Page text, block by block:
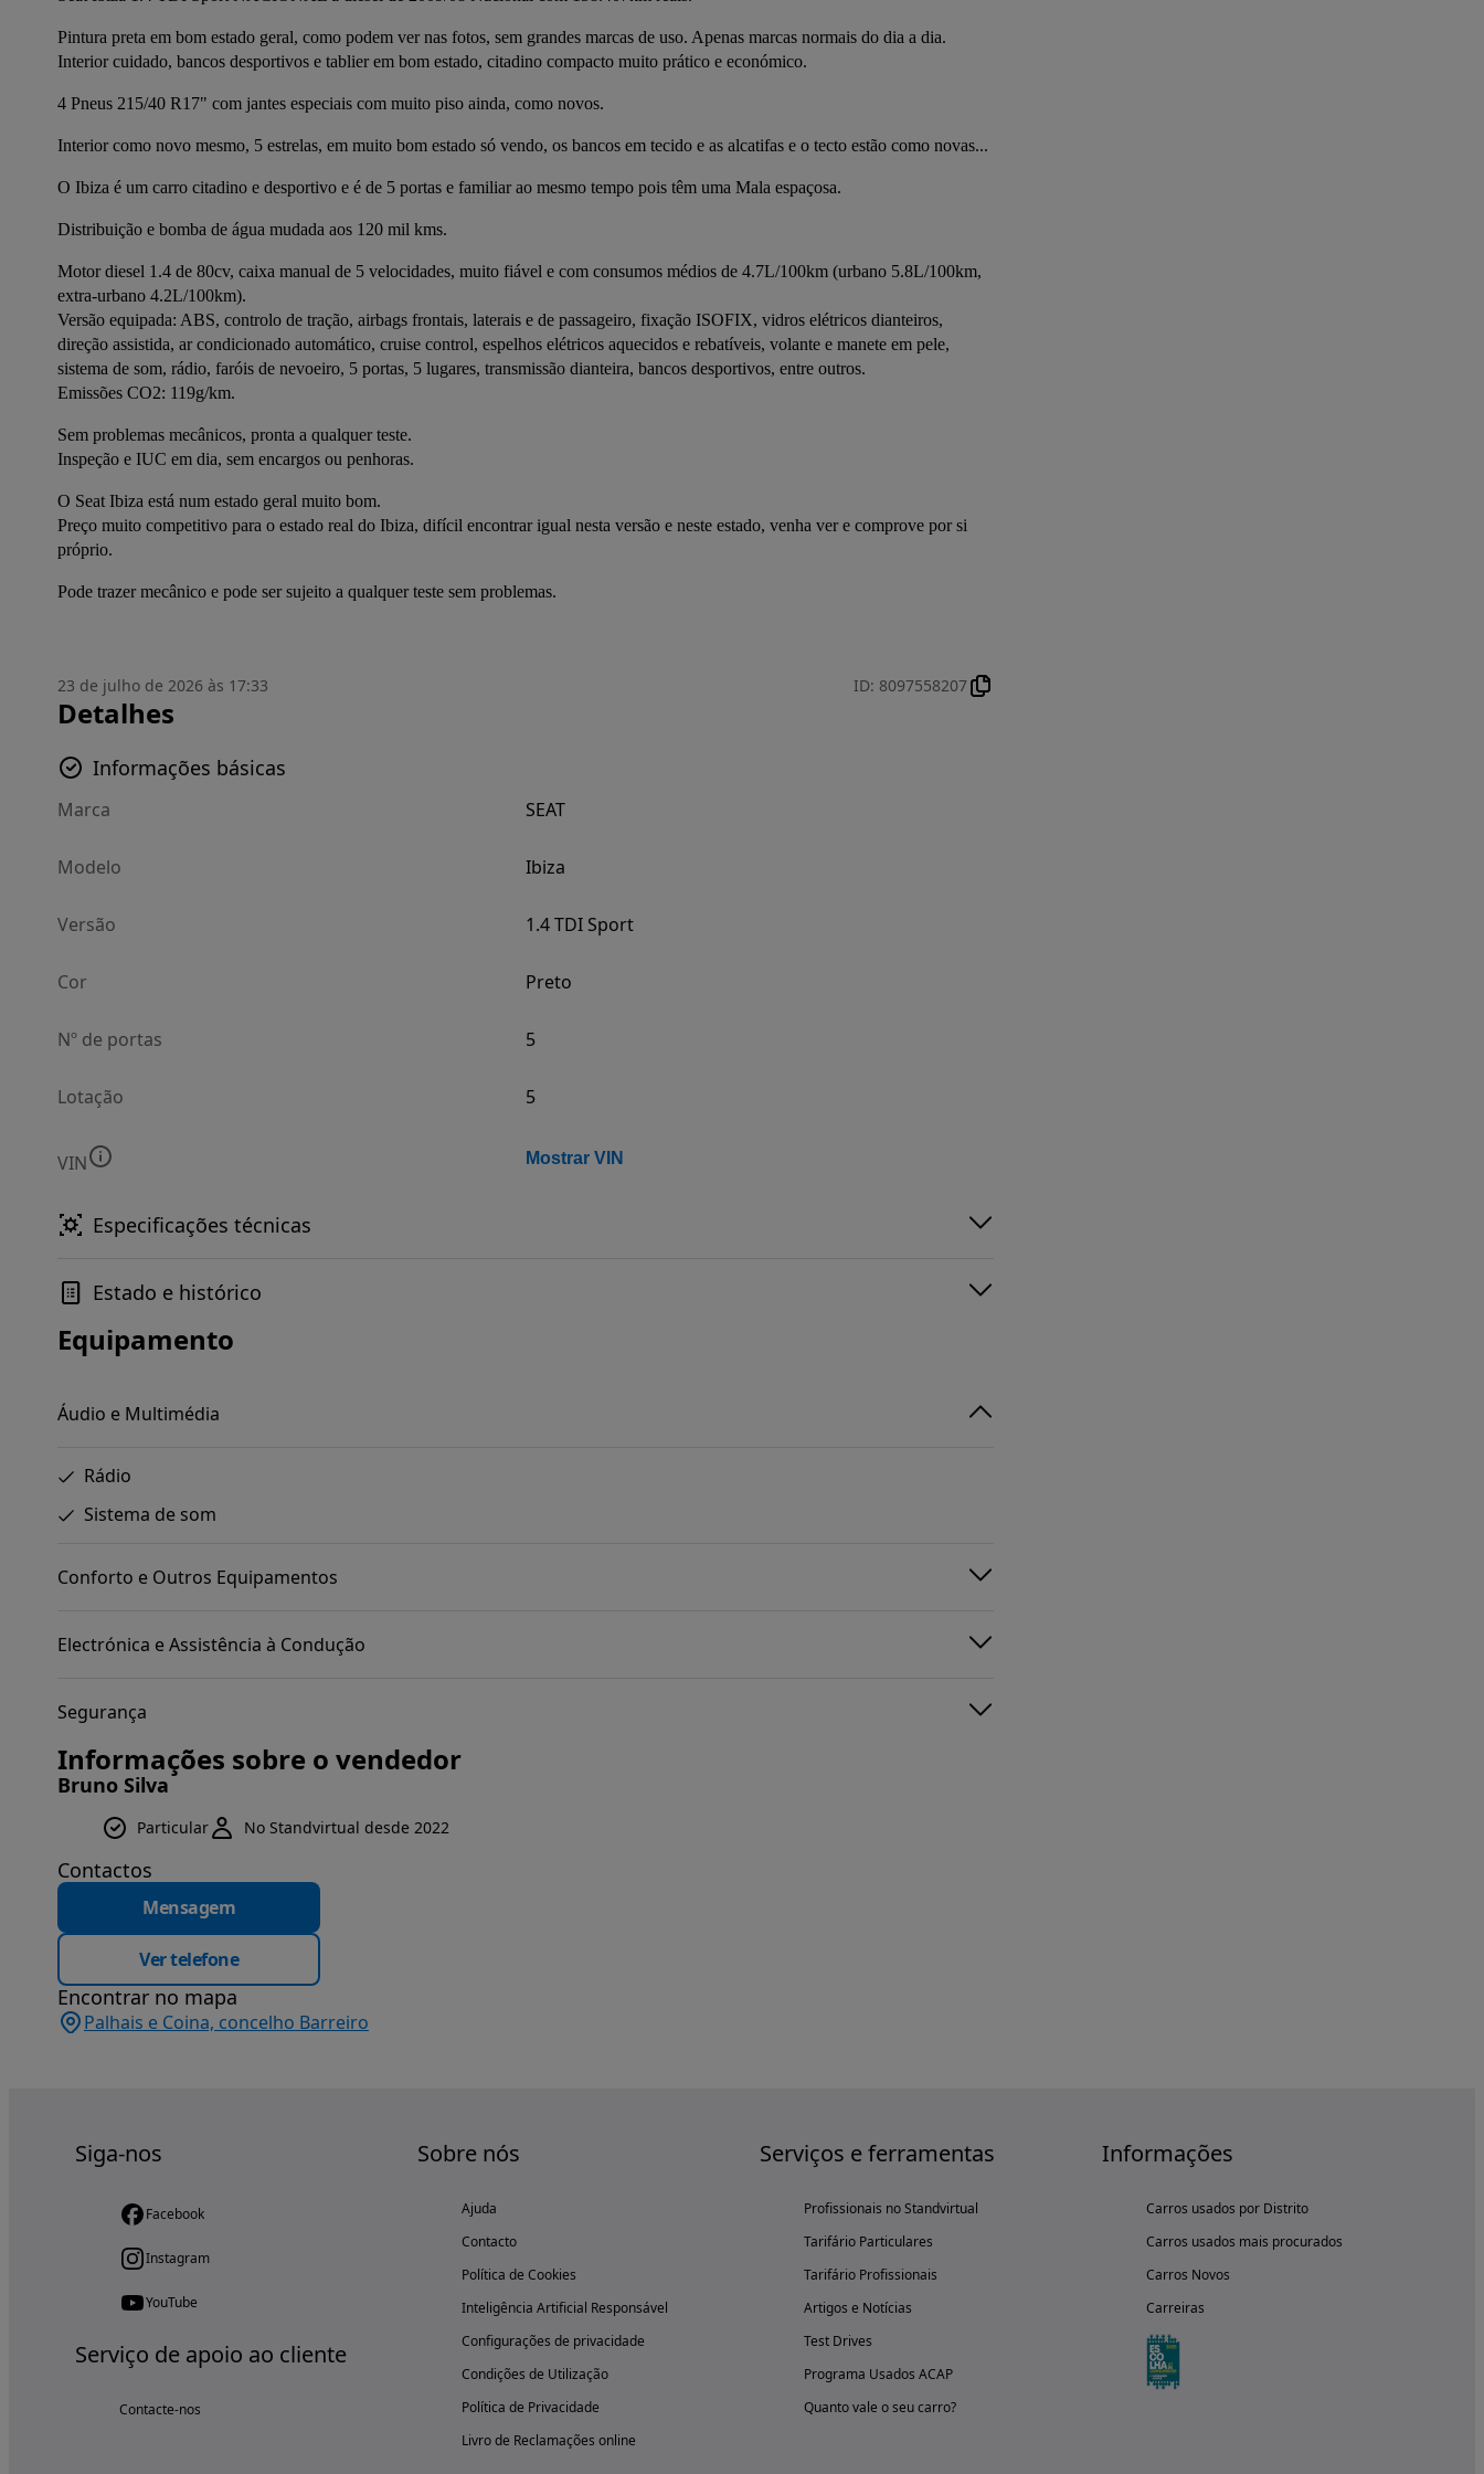
Pintura preta em bom estado geral, como podem ver nas fotos, sem grandes marcas de uso. Apenas marcas normais do dia a dia.
Interior cuidado, bancos desportivos e tablier em bom estado, citadino compacto muito prático e económico.
4 Pneus 215/40 R17" com jantes especiais com muito piso ainda, como novos.
Interior como novo mesmo, 5 estrelas, em muito bom estado só vendo, os bancos em tecido e as alcatifas e o tecto estão como novas...
O Ibiza é um carro citadino e desportivo e é de 5 portas e familiar ao mesmo tempo pois têm uma Mala espaçosa.
Distribuição e bomba de água mudada aos 120 mil kms.
Motor diesel 1.4 de 80cv, caixa manual de 5 velocidades, muito fiável e com consumos médios de 4.7L/100km (urbano 5.8L/100km,
extra-urbano 4.2L/100km).
Versão equipada: ABS, controlo de tração, airbags frontais, laterais e de passageiro, fixação ISOFIX, vidros elétricos dianteiros,
direção assistida, ar condicionado automático, cruise control, espelhos elétricos aquecidos e rebatíveis, volante e manete em pele,
sistema de som, rádio, faróis de nevoeiro, 5 portas, 5 lugares, transmissão dianteira, bancos desportivos, entre outros.
Emissões CO2: 119g/km.
Sem problemas mecânicos, pronta a qualquer teste.
Inspeção e IUC em dia, sem encargos ou penhoras.
O Seat Ibiza está num estado geral muito bom.
Preço muito competitivo para o estado real do Ibiza, difícil encontrar igual nesta versão e neste estado, venha ver e comprove por si
próprio.
Pode trazer mecânico e pode ser sujeito a qualquer teste sem problemas.
23 de julho de 2026 às 17:33 ID: 8097558207
Detalhes
Informações básicas
Marca SEAT
Modelo Ibiza
Versão 1.4 TDI Sport
Cor Preto
Nº de portas 5
Lotação 5
VIN Mostrar VIN
Especificações técnicas
Estado e histórico
Equipamento
Áudio e Multimédia
Rádio
Sistema de som
Conforto e Outros Equipamentos
Electrónica e Assistência à Condução
Segurança
Informações sobre o vendedor
Bruno Silva
Particular No Standvirtual desde 2022
Contactos
Mensagem
Ver telefone
Encontrar no mapa
Palhais e Coina, concelho Barreiro
Siga-nos
Facebook
Instagram
YouTube
Serviço de apoio ao cliente
Contacte-nos
Sobre nós
Ajuda
Contacto
Política de Cookies
Inteligência Artificial Responsável
Configurações de privacidade
Condições de Utilização
Política de Privacidade
Livro de Reclamações online
Serviços e ferramentas
Profissionais no Standvirtual
Tarifário Particulares
Tarifário Profissionais
Artigos e Notícias
Test Drives
Programa Usados ACAP
Quanto vale o seu carro?
Informações
Carros usados por Distrito
Carros usados mais procurados
Carros Novos
Carreiras